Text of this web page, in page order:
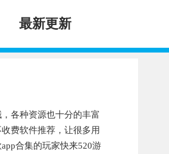
最新更新
各种资源也十分的丰富
费软件推荐，让很多用
合集的玩家快来520游